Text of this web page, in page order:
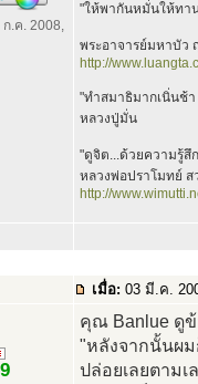
ก.ค. 2008,
"ให้พากันหมั่นให้ทา
พระอาจารย์มหาบั
http://
"ทำสมาธิมากเนิ่นช้
หลวงปู่มั่น
"ดูจิต...ด้วยความรู้สึ
หลวงพ่อปราโมทย์
http://
เมื่อ: 03 มี.ค.
คุณ Banlue ดู
"หลังจากนั้นผ
ปล่อยเลยตาม